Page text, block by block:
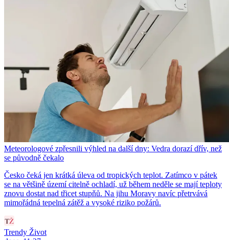
Meteorologové zpřesnili výhled na další dny: Vedra dorazí dřív, než
se původně čekalo
Česko čeká jen krátká úleva od tropických teplot. Zatímco v pátek
se na většině území citelně ochladí, už během neděle se mají teploty
znovu dostat nad třicet stupňů. Na jihu Moravy navíc přetrvává
mimořádná tepelná zátěž a vysoké riziko požárů.
Trendy Život